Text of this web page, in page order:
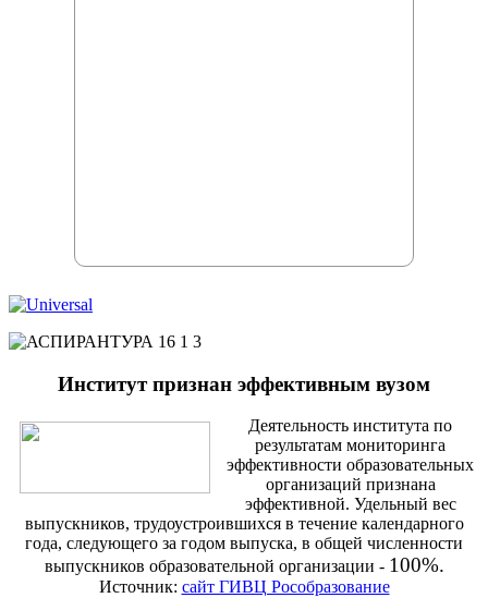
Институт признан эффективным вузом
Деятельность института по
результатам мониторинга
эффективности образовательных
организаций признана
эффективной. Удельный вес
выпускников, трудоустроившихся в течение календарного
года, следующего за годом выпуска, в общей численности
выпускников образовательной организации - 100%.
Источник: сайт ГИВЦ Рособразование